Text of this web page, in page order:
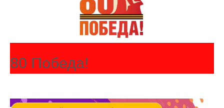
80 Победа!